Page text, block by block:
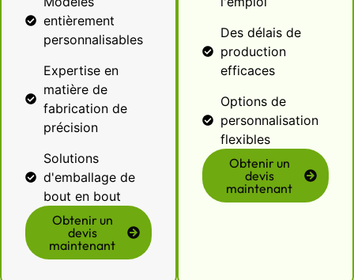
entièrement
personnalisables
Expertise en
matière de
fabrication de
précision
Solutions
d'emballage de
bout en bout
Obtenir un
devis
maintenant
Des délais de
production
efficaces
Options de
personnalisation
flexibles
Obtenir un
devis
maintenant